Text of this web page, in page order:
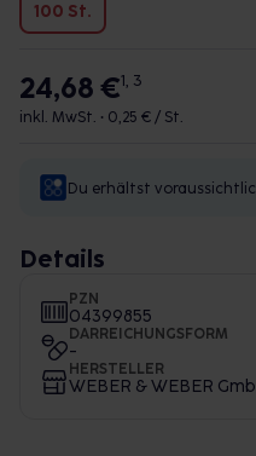
100 St.
24,68 €1, 3
inkl. MwSt. • 0,25 € / St.
Du erhältst
Details
PZN
04399855
DARREICHUNGSFORM
-
HERSTELLER
WEBER & WEBER